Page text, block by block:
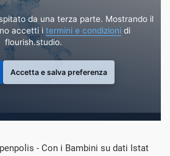
da una terza parte. Mostrando il
accetti i termini e condizioni di
flourish.studio.
Accetta e salva preferenza
- Con i Bambini su dati Istat